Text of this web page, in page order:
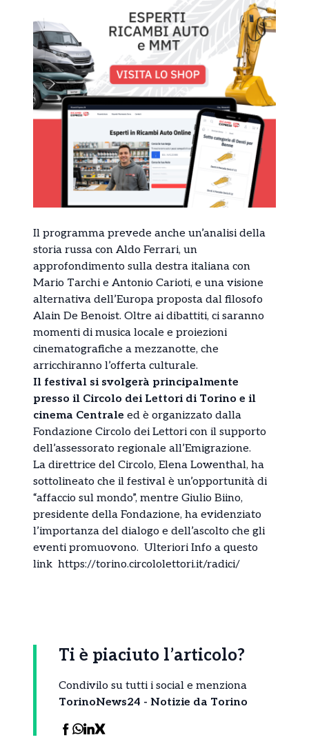
Il programma prevede anche un’analisi della
storia russa con Aldo Ferrari, un
approfondimento sulla destra italiana con
Mario Tarchi e Antonio Carioti, e una visione
alternativa dell’Europa proposta dal filosofo
Alain De Benoist. Oltre ai dibattiti, ci saranno
momenti di musica locale e proiezioni
cinematografiche a mezzanotte, che
arricchiranno l’offerta culturale.
Il festival si svolgerà principalmente
presso il Circolo dei Lettori di Torino e il
cinema Centrale ed è organizzato dalla
Fondazione Circolo dei Lettori con il supporto
dell’assessorato regionale all’Emigrazione.
La direttrice del Circolo, Elena Lowenthal, ha
sottolineato che il festival è un’opportunità di
“affaccio sul mondo”, mentre Giulio Biino,
presidente della Fondazione, ha evidenziato
l’importanza del dialogo e dell’ascolto che gli
eventi promuovono. Ulteriori Info a questo
link https://torino.circololettori.it/radici/
Ti è piaciuto l’articolo?
Condivilo su tutti i social e menziona
TorinoNews24 - Notizie da Torino